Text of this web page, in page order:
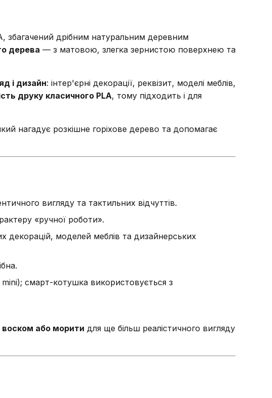
збагачений дрібним натуральним деревним
дерева — з матовою, злегка зернистою поверхнею та
і дизайн: інтер'єрні декорації, реквізит, моделі меблів,
друку класичного PLA, тому підходить і для
нагадує розкішне горіхове дерево та допомагає
вигляду та тактильних відчуттів.
«ручної роботи».
декорацій, моделей меблів та дизайнерських
mini); смарт-котушка використовується з
або морити для ще більш реалістичного вигляду